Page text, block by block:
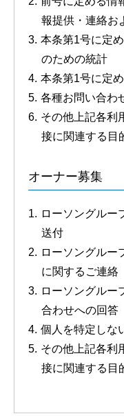
報提供・連絡お
本条第1号に定
のための統計
本条第1号に定
各種お問い合わ
その他上記各利
接に関連する目
オーナー募集
ローソングルー
送付
ローソングルー
に関するご連絡
ローソングルー
合わせへの回答
個人を特定しな
その他上記各利
接に関連する目